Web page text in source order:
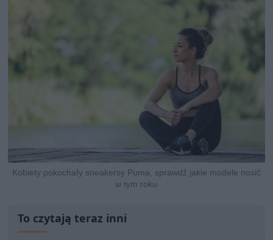
Kobiety pokochały sneakersy Puma, sprawdź jakie modele nosić
w tym roku
To czytają teraz inni